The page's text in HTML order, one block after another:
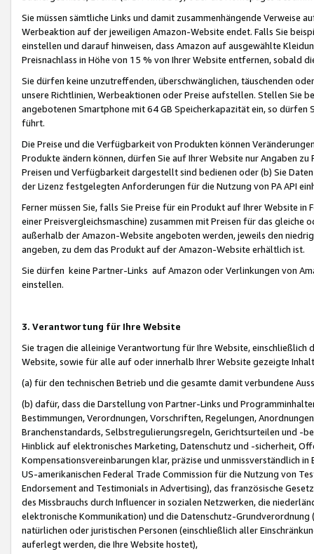
Sie müssen sämtliche Links und damit zusammenhängende
Werbeaktion auf der jeweiligen Amazon-Website endet. Falls Sie
einstellen und darauf hinweisen, dass Amazon auf ausgewählte
Preisnachlass in Höhe von 15 % von Ihrer Website entfernen, sobald
Sie dürfen keine unzutreffenden, überschwänglichen, täuschenden
unsere Richtlinien, Werbeaktionen oder Preise aufstellen. Stellen Sie
angebotenen Smartphone mit 64 GB Speicherkapazität ein, so dürfen
führt.
Die Preise und die Verfügbarkeit von Produkten können
Produkte ändern können, dürfen Sie auf Ihrer Website nur Angaben
Preisen und Verfügbarkeit dargestellt sind bedienen oder (b) Sie
der Lizenz festgelegten Anforderungen für die Nutzung von PA API
Ferner müssen Sie, falls Sie Preise für ein Produkt auf Ihrer Website
einer Preisvergleichsmaschine) zusammen mit Preisen für das
außerhalb der Amazon-Website angeboten werden, jeweils den
angeben, zu dem das Produkt auf der Amazon-Website erhältlich ist.
Sie dürfen keine Partner-Links auf Amazon oder Verlinkungen von
einstellen.
3. Verantwortung für Ihre Website
Sie tragen die alleinige Verantwortung für Ihre Website,
Website, sowie für alle auf oder innerhalb Ihrer Website gezeigte
(a) für den technischen Betrieb und die gesamte damit verbundene
(b) dafür, dass die Darstellung von Partner-Links und
Bestimmungen, Verordnungen, Vorschriften, Regelungen,
Branchenstandards, Selbstregulierungsregeln, Gerichtsurteilen und -
Hinblick auf elektronisches Marketing, Datenschutz und -sicherheit,
Kompensationsvereinbarungen klar, präzise und unmissverständlich
US-amerikanischen Federal Trade Commission für die Nutzung von
Endorsement and Testimonials in Advertising), das französische
des Missbrauchs durch Influencer in sozialen Netzwerken, die
elektronische Kommunikation) und die Datenschutz-
natürlichen oder juristischen Personen (einschließlich aller
auferlegt werden, die Ihre Website hostet),